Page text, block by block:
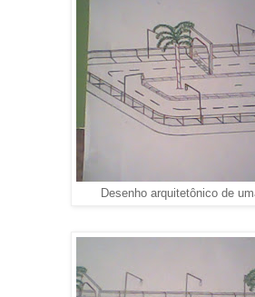
Desenho arquitetônico de